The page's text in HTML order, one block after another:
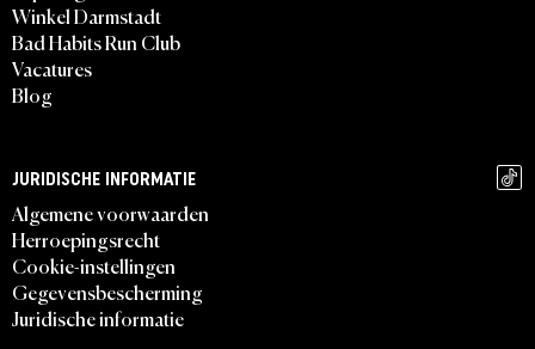
Winkel Darmstadt
Bad Habits Run Club
Vacatures
Blog
JURIDISCHE INFORMATIE
Algemene voorwaarden
Herroepingsrecht
Cookie-instellingen
Gegevensbescherming
Juridische informatie